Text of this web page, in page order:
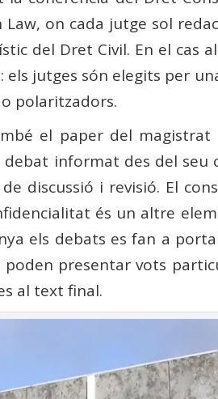
on cada jutge sol
del Dret Civil. En el
jutges són elegits per
polaritzadors.
el paper del
informat des del seu
discussió i revisió. El
és un altre
els debats es fan a
presentar vots
al text final.